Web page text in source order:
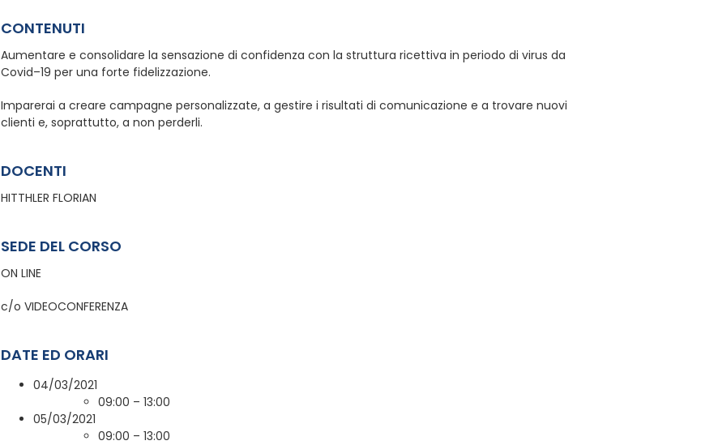
CONTENUTI
Aumentare e consolidare la sensazione di confidenza con la struttura ricettiva in periodo di virus da
Covid–19 per una forte fidelizzazione.
Imparerai a creare campagne personalizzate, a gestire i risultati di comunicazione e a trovare nuovi
clienti e, soprattutto, a non perderli.
DOCENTI
HITTHLER FLORIAN
SEDE DEL CORSO
ON LINE
c/o VIDEOCONFERENZA
DATE ED ORARI
04/03/2021
09:00 – 13:00
05/03/2021
09:00 – 13:00